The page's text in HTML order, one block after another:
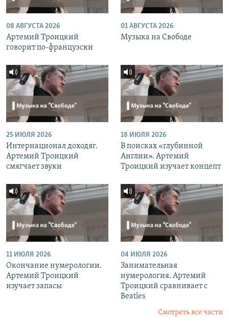
08 АВГУСТА 2026
Артемий Троицкий
говорит по-французски
01 АВГУСТА 2026
Музыка на Свободе
25 ИЮЛЯ 2026
Интернационал доходяг.
Артемий Троицкий
смягчает звуки
18 ИЮЛЯ 2026
В поисках «глубинной
Англии». Артемий
Троицкий изучает концепт
11 ИЮЛЯ 2026
Окончание нумерологии.
Артемий Троицкий
изучает запасы
04 ИЮЛЯ 2026
Занимательная
нумерология. Артемий
Троицкий сравнивает с
Beatles
Смотреть все части